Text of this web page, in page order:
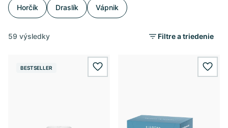
Horčík Draslík Vápnik
59 výsledky Filtre a triedenie
BESTSELLER wishlist.add